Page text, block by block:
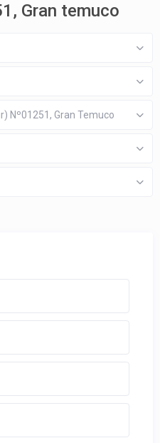
Gran temuco
Nº01251, Gran Temuco